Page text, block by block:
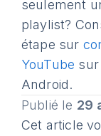
seulement
playlist?
étape sur
YouTube sur
Android.
Publié le 29
Cet article